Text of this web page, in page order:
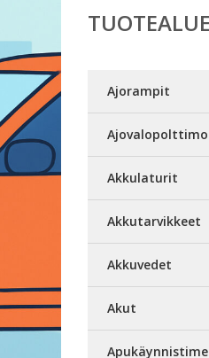
Ajorampit
Akkulaturit
Akkutarvikkeet
Akkuvedet
Akut